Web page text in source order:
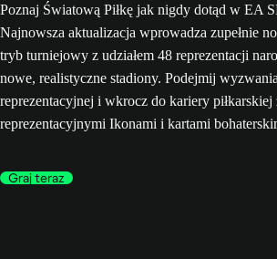
Poznaj Światową Piłkę jak nigdy dotąd w EA
Najnowsza aktualizacja wprowadza zupełnie
tryb turniejowy z udziałem 48 reprezentacji
nowe, realistyczne stadiony. Podejmij
reprezentacyjnej i wkrocz do kariery
reprezentacyjnymi Ikonami i kartami
Graj teraz